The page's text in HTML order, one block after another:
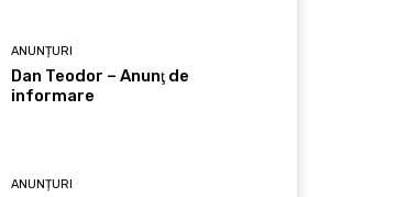
ANUNȚURI
Dan Teodor – Anunţ de
informare
ANUNȚURI